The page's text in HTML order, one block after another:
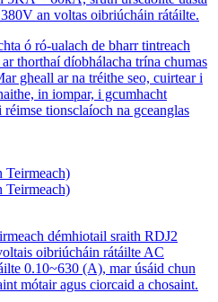
an voltas oibriúcháin rátáilte.
ó ró-ualach de bharr tintreach
thorthaí díobhálacha trína chumas
gheall ar na tréithe seo, cuirtear i
in iompar, i gcumhacht
tionsclaíoch na gceanglas
démhiotail sraith RDJ2
oibriúcháin rátáilte AC
0.10~630 (A), mar úsáid chun
mótair agus ciorcaid a chosaint.